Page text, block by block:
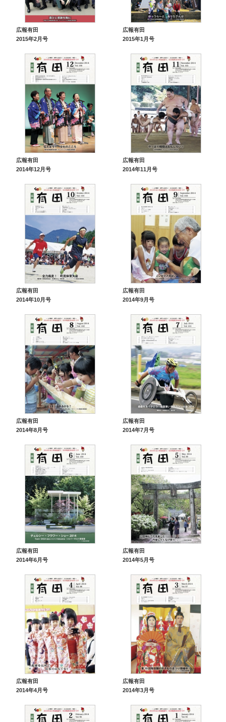
広報有田
2015年2月号
広報有田
2015年1月号
広報有田
2014年12月号
広報有田
2014年11月号
広報有田
2014年10月号
広報有田
2014年9月号
広報有田
2014年8月号
広報有田
2014年7月号
広報有田
2014年6月号
広報有田
2014年5月号
広報有田
2014年4月号
広報有田
2014年3月号